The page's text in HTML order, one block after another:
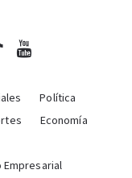
Política
Economía
Empresarial